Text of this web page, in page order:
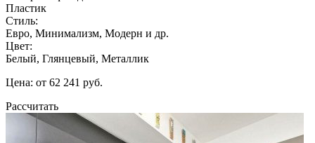
Пластик
Стиль:
Евро, Минимализм, Модерн и др.
Цвет:
Белый, Глянцевый, Металлик
Цена: от 62 241 руб.
Рассчитать